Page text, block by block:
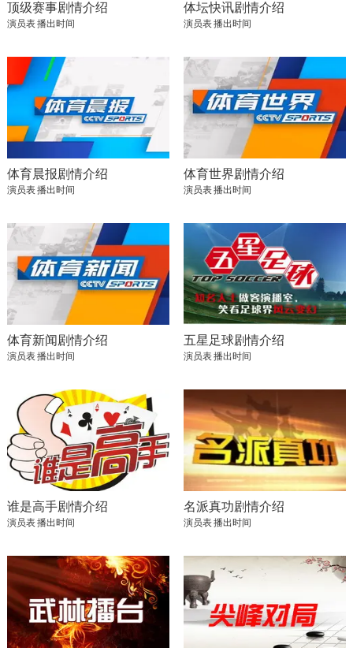
顶级赛事剧情介绍
演员表播出时间
体坛快讯剧情介绍
演员表播出时间
体育晨报剧情介绍
演员表播出时间
体育世界剧情介绍
演员表播出时间
体育新闻剧情介绍
演员表播出时间
五星足球剧情介绍
演员表播出时间
谁是高手剧情介绍
演员表播出时间
名派真功剧情介绍
演员表播出时间